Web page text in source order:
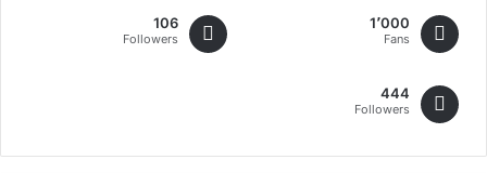
1٬000
Fans
106
Followers
444
Followers